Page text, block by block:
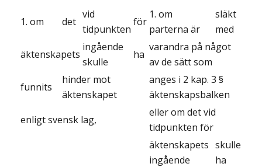
1. om det
vid
tidpunkten
för
1. om
parterna är
släkt
med
äktenskapets
ingående
skulle
ha
varandra på något
av de sätt som
funnits
hinder mot
äktenskapet
anges i 2 kap. 3 §
äktenskapsbalken
enligt svensk lag,
eller om det vid
tidpunkten för
äktenskapets
ingående
skulle
ha